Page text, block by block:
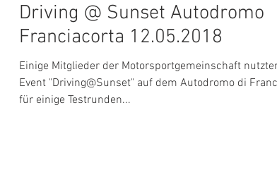
Driving @ Sunset Autodromo
Franciacorta 12.05.2018
Einige Mitglieder der Motorsportgemeinschaft
Event "Driving@Sunset" auf dem Autodromo di
für einige Testrunden...